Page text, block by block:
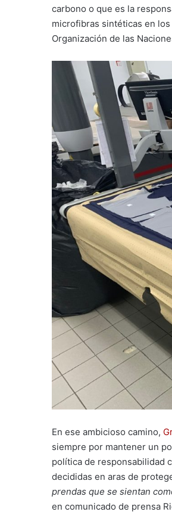
carbono o que es la
microfibras sintéticas en
Organización de las
En ese ambicioso camino,
siempre por mantener un
política de responsabilidad
decididas en aras de
prendas que se sientan
en comunicado de prensa